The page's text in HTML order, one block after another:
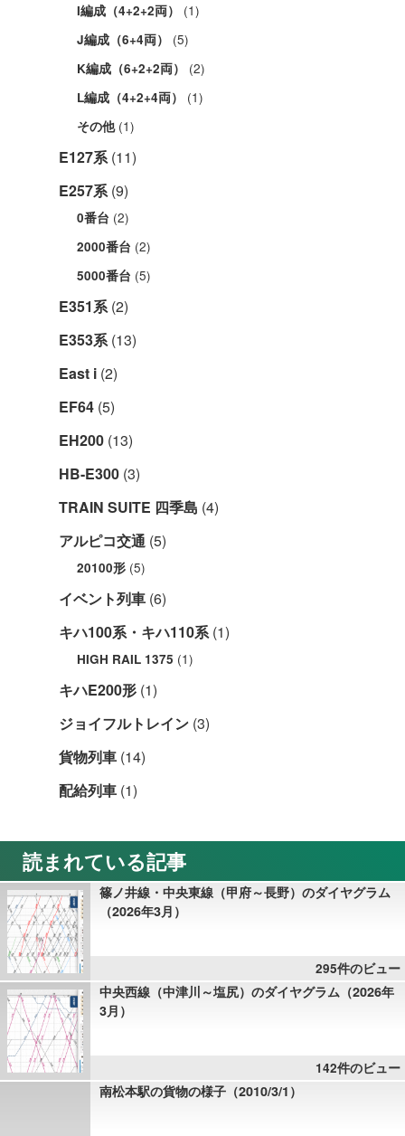
I編成（4+2+2両） (1)
J編成（6+4両） (5)
K編成（6+2+2両） (2)
L編成（4+2+4両） (1)
その他(1)
E127系(11)
E257系(9)
0番台 (2)
2000番台 (2)
5000番台 (5)
E351系(2)
E353系(13)
East i (2)
EF64 (5)
EH200 (13)
HB-E300 (3)
TRAIN SUITE 四季島 (4)
アルピコ交通 (5)
20100形 (5)
イベント列車 (6)
キハ100系・キハ110系(1)
HIGH RAIL 1375 (1)
キハE200形 (1)
ジョイフルトレイン (3)
貨物列車 (14)
配給列車 (1)
読まれている記事
篠ノ井線・中央東線（甲府～長野）のダイヤグラム
（2026年3月）
295件のビュー
中央西線（中津川～塩尻）のダイヤグラム（2026年
3月）
142件のビュー
南松本駅の貨物の様子（2010/3/1）